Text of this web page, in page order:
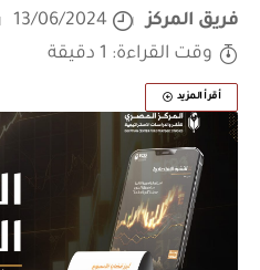
فريق المركز
13/06/2024
وقت القراءة: 1 دقيقة
أقرأ المزيد